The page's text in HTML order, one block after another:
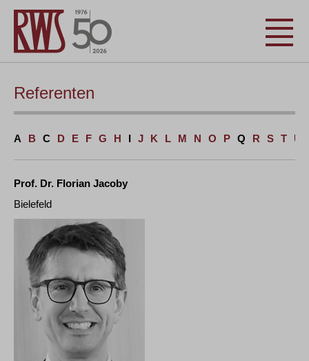
Referenten
A B C D E F G H I J K L M N O P Q R S T U
Prof. Dr. Florian Jacoby
Bielefeld